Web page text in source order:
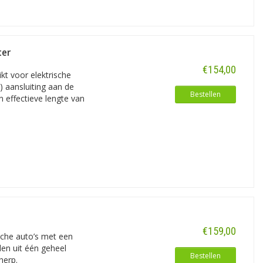
voor elektrische
aansluiting aan de
effectieve lengte van
€154,00
Bestellen
auto’s met een
uit één geheel
€159,00
Bestellen